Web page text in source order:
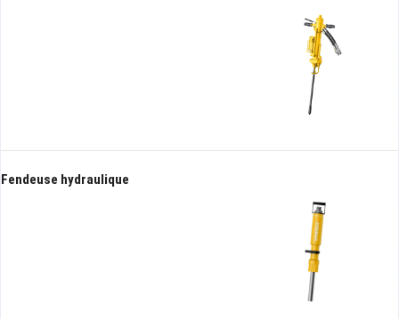
Fendeuse hydraulique